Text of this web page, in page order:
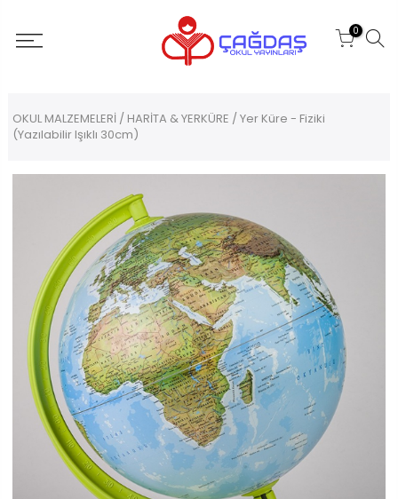
0
OKUL MALZEMELERİ / HARİTA & YERKÜRE / Yer Küre - Fiziki
(Yazılabilir Işıklı 30cm)